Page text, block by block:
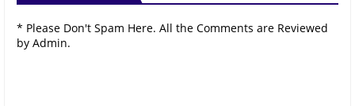
* Please Don't Spam Here. All the Comments are Reviewed
by Admin.